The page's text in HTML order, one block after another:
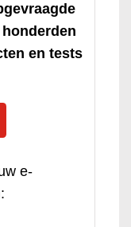
en tests
e-